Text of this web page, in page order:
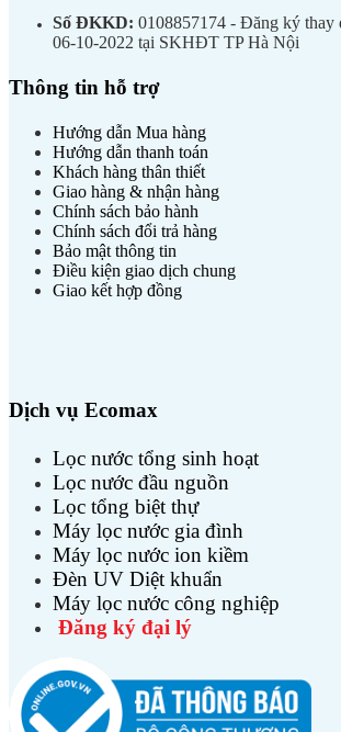
Số ĐKKD: 0108857174 - Đăng ký thay
06-10-2022 tại SKHĐT TP Hà Nội
Thông tin hỗ trợ
Hướng dẫn Mua hàng
Hướng dẫn thanh toán
Khách hàng thân thiết
Giao hàng & nhận hàng
Chính sách bảo hành
Chính sách đổi trả hàng
Bảo mật thông tin
Điều kiện giao dịch chung
Giao kết hợp đồng
Dịch vụ Ecomax
Lọc nước tổng sinh hoạt
Lọc nước đầu nguồn
Lọc tổng biệt thự
Máy lọc nước gia đình
Máy lọc nước ion kiềm
Đèn UV Diệt khuẩn
Máy lọc nước công nghiệp
Đăng ký đại lý